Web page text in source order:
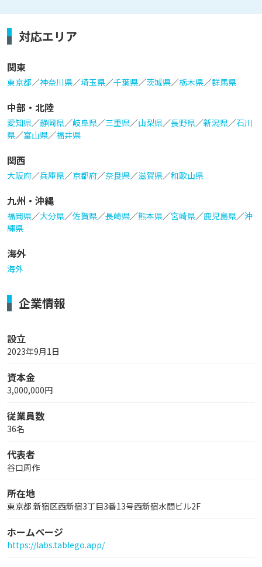
対応エリア
関東
東京都／神奈川県／埼玉県／千葉県／茨城県／栃木県／群馬県
中部・北陸
愛知県／静岡県／岐阜県／三重県／山梨県／長野県／新潟県／石川
県／富山県／福井県
関西
大阪府／兵庫県／京都府／奈良県／滋賀県／和歌山県
九州・沖縄
福岡県／大分県／佐賀県／長崎県／熊本県／宮崎県／鹿児島県／沖
縄県
海外
海外
企業情報
設立
2023年9月1日
資本金
3,000,000円
従業員数
36名
代表者
谷口周作
所在地
東京都 新宿区西新宿3丁目3番13号西新宿水間ビル2F
ホームページ
https://labs.tablego.app/